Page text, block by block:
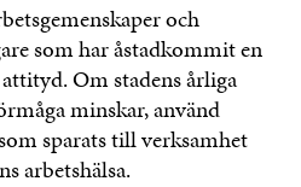
och
som har åstadkommit en
Om stadens årliga
minskar, använd
sparats till verksamhet
arbetshälsa.